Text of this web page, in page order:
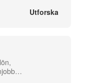
Utforska
…